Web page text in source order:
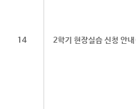
14 2학기 현장실습 신청 안